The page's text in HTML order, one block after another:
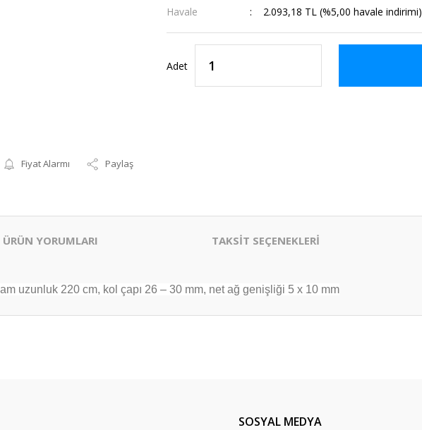
Fiyat Alarmı Paylaş
Havale
2.093,18 TL (%5,00 havale indirimi)
Adet
ÜRÜN YORUMLARI TAKSİT SEÇENEKLERİ
uzunluk 220 cm, kol çapı 26 – 30 mm, net ağ genişliği 5 x 10 mm
SOSYAL MEDYA